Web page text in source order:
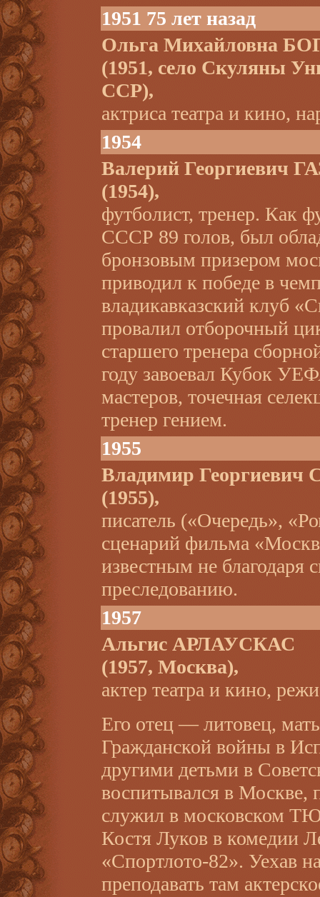
1951 75 лет назад
Ольга Михайловна
(1951, село Скуляны
ССР),
актриса театра и кино,
1954
Валерий Георгиевич
(1954),
футболист, тренер. Как
СССР 89 голов, был
бронзовым призером
приводил к победе в
владикавказский клуб
провалил отборочный
старшего тренера
году завоевал Кубок
мастеров, точечная
тренер гением.
1955
Владимир
(1955),
писатель («Очередь»,
сценарий фильма
известным не благодаря
преследованию.
1957
Альгис АРЛАУСКАС
(1957, Москва),
актер театра и кино,
Его отец — литовец,
Гражданской войны в
другими детьми в
воспитывался в
служил в московском
Костя Луков в комедии
«Спортлото-82». Уехав
преподавать там